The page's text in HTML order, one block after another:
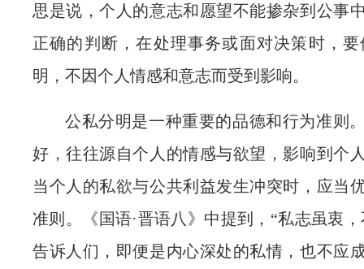
思是说，个人的意志和愿望不能掺杂到公事
正确的判断，在处理事务或面对决策时，
明，不因个人情感和意志而受到影响。
公私分明是一种重要的品德和行为准则
好，往往源自个人的情感与欲望，影响到个
当个人的私欲与公共利益发生冲突时，应当
准则。《国语·晋语八》中提到，“私志虽衷
告诉人们，即便是内心深处的私情，也不应